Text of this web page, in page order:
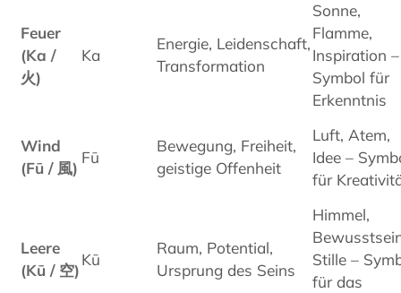
Feuer
(Ka /
火)
Ka
Energie, Leidenschaft,
Transformation
Sonne,
Flamme,
Inspiration –
Symbol für
Erkenntnis
Wind
(Fū / 風)
Fū
Bewegung, Freiheit,
geistige Offenheit
Luft, Atem,
Idee –
für
Leere
(Kū / 空)
Kū
Raum, Potential,
Ursprung des Seins
Himmel,
Stille –
für das